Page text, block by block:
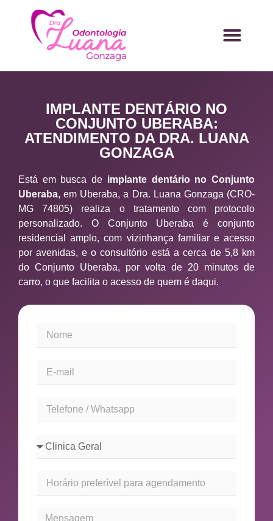
IMPLANTE DENTÁRIO NO
CONJUNTO UBERABA:
ATENDIMENTO DA DRA. LUANA
GONZAGA
Está em busca de implante dentário no Conjunto
Uberaba, em Uberaba, a Dra. Luana Gonzaga (CRO-
MG 74805) realiza o tratamento com protocolo
personalizado. O Conjunto Uberaba é conjunto
residencial amplo, com vizinhança familiar e acesso
por avenidas, e o consultório está a cerca de 5,8 km
do Conjunto Uberaba, por volta de 20 minutos de
carro, o que facilita o acesso de quem é daqui.